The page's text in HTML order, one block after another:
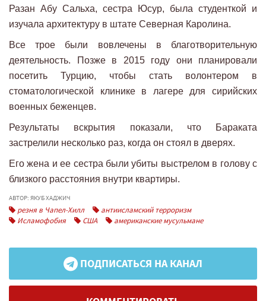
Разан Абу Сальха, сестра Юсур, была студенткой и
изучала архитектуру в штате Северная Каролина.
Все трое были вовлечены в благотворительную
деятельность. Позже в 2015 году они планировали
посетить Турцию, чтобы стать волонтером в
стоматологической клинике в лагере для сирийских
военных беженцев.
Результаты вскрытия показали, что Бараката
застрелили несколько раз, когда он стоял в дверях.
Его жена и ее сестра были убиты выстрелом в голову с
близкого расстояния внутри квартиры.
АВТОР: ЯКУБ ХАДЖИЧ
резня в Чапел-Хилл
антиисламский терроризм
Исламофобия
США американские мусульмане
ПОДПИСАТЬСЯ НА КАНАЛ